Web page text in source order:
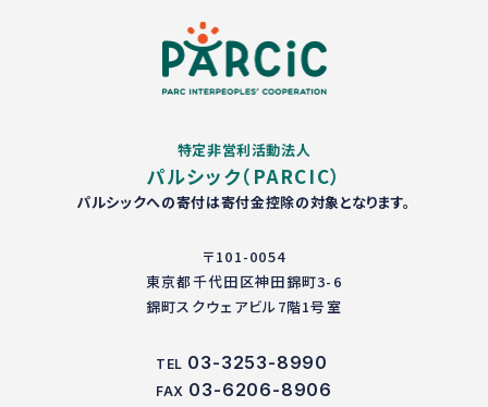
特定非営利活動法人
パルシック（PARCIC）
パルシックへの寄付は寄付金控除の対象となります。
〒101-0054
東京都千代田区神田錦町3-6
錦町スクウェアビル7階1号室
TEL 03-3253-8990
FAX 03-6206-8906